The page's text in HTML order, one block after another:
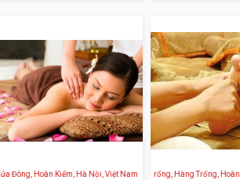
Đông, Hoàn Kiếm, Hà Nội, Việt Nam
SOL SPA - 65 Phố Hàng Trống, Hàng Trống, Hoàn